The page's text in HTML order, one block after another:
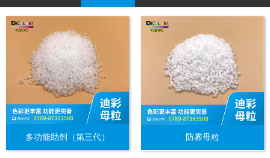
多功能助剂（第三代） 防雾母粒